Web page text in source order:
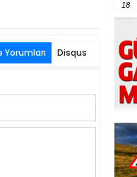
Disqus
18